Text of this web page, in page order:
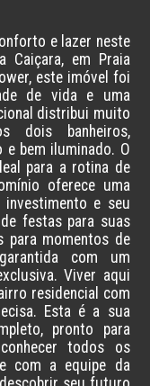
e lazer neste
Caiçara, em Praia
este imóvel foi
de vida e uma
distribui muito
dois banheiros,
e bem iluminado. O
para a rotina de
oferece uma
e seu
festas para suas
para momentos de
com um
Viver aqui
residencial com
Esta é a sua
pronto para
todos os
com a equipe da